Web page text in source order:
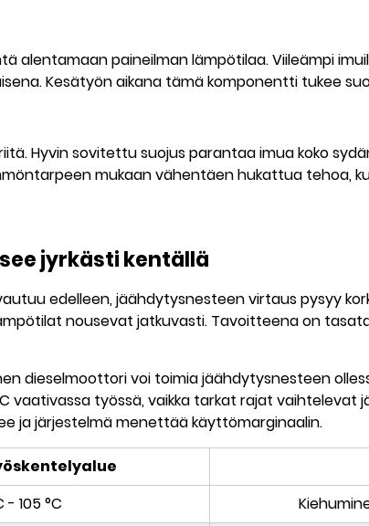
paineilman lämpötilaa. Viileämpi
Kesätyön aikana tämä komponentti tukee
Hyvin sovitettu suojus parantaa imua koko
mukaan vähentäen hukattua tehoa,
jyrkästi kentällä
edelleen, jäähdytysnesteen virtaus pysyy
nousevat jatkuvasti. Tavoitteena on
dieselmoottori voi toimia jäähdytysnesteen
vaativassa työssä, vaikka tarkat rajat vaihtelevat
ja järjestelmä menettää käyttömarginaalin.
- 105 °C